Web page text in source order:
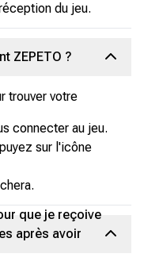
du jeu.
ZEPETO ?
trouver votre
connecter au jeu.
sur l'icône
que je reçoive
après avoir